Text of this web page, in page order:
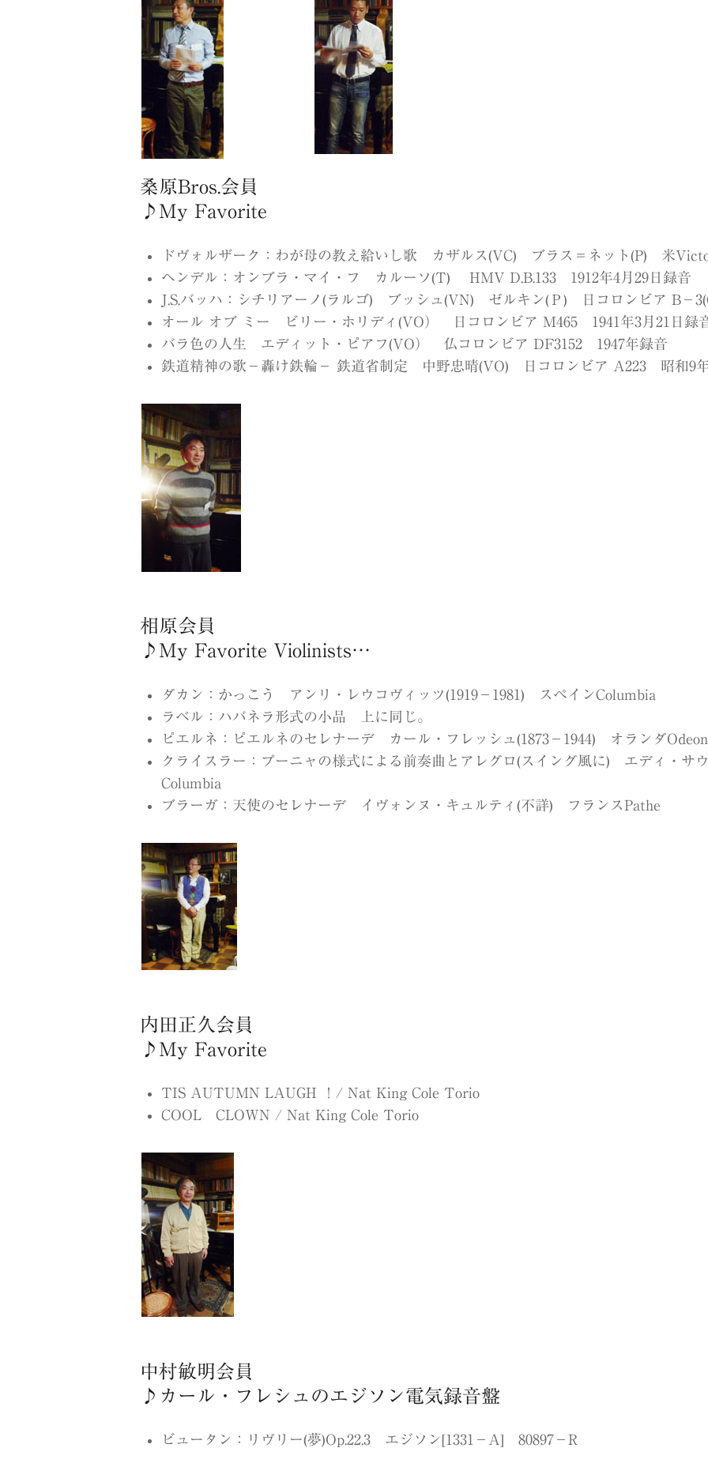
桑原Bros.会員
♪My Favorite
ドヴォルザーク：わが母の教え給いし歌 カザルス(VC) ブラス＝ネット(P) 米
ヘンデル：オンブラ・マイ・フ カルーソ(T) HMV D.B.133 1912年4月29日録音
J.S.バッハ：シチリアーノ(ラルゴ) ブッシュ(VN) ゼルキン(Ｐ) 日コロンビア
オール オブ ミー ビリー・ホリディ(VO） 日コロンビア M465 1941年3月21日録
バラ色の人生 エディット・ピアフ(VO） 仏コロンビア DF3152 1947年録音
鉄道精神の歌−轟け鉄輪− 鉄道省制定 中野忠晴(VO) 日コロンビア A223 昭和9
相原会員
♪My Favorite Violinists…
ダカン：かっこう アンリ・レウコヴィッツ(1919−1981) スペインColumbia
ラベル：ハバネラ形式の小品 上に同じ。
ピエルネ：ピエルネのセレナーデ カール・フレッシュ(1873−1944) オランダOdeon
クライスラー：プーニャの様式による前奏曲とアレグロ(スイング風に) エディ・サ
Columbia
ブラーガ：天使のセレナーデ イヴォンヌ・キュルティ(不詳) フランスPathe
内田正久会員
♪My Favorite
TIS AUTUMN LAUGH ！/ Nat King Cole Torio
COOL CLOWN / Nat King Cole Torio
中村敏明会員
♪カール・フレシュのエジソン電気録音盤
ビュータン：リヴリー(夢)Op.22.3 エジソン[1331−A] 80897−R